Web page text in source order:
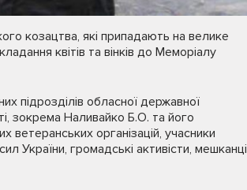
козацтва, які припадають на велике
квітів та вінків до Меморіалу
підрозділів обласної державної
зокрема Наливайко Б.О. та його
ветеранських організацій, учасники
України, громадські активісти, мешканці